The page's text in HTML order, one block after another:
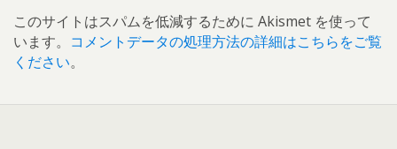
このサイトはスパムを低減するために Akismet を使って
います。 コメントデータの処理方法の詳細はこちらをご覧
ください。